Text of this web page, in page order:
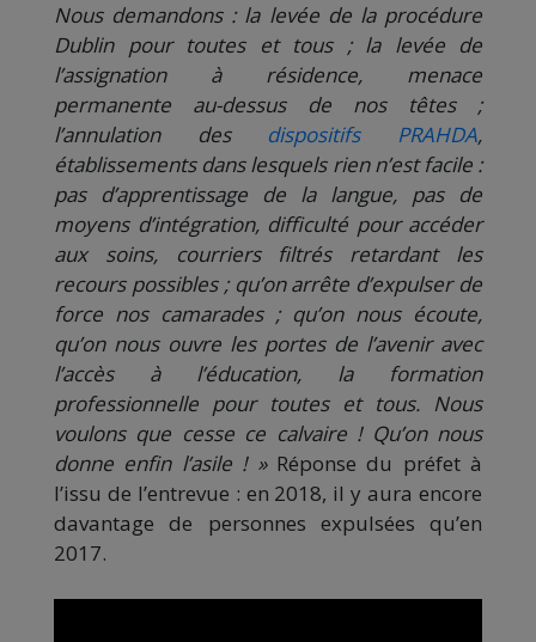
Nous demandons : la levée de la procédure
Dublin pour toutes et tous ; la levée de
l’assignation à résidence, menace
permanente au-dessus de nos têtes ;
l’annulation des dispositifs PRAHDA,
établissements dans lesquels rien n’est facile :
pas d’apprentissage de la langue, pas de
moyens d’intégration, difficulté pour accéder
aux soins, courriers filtrés retardant les
recours possibles ; qu’on arrête d’expulser de
force nos camarades ; qu’on nous écoute,
qu’on nous ouvre les portes de l’avenir avec
l’accès à l’éducation, la formation
professionnelle pour toutes et tous. Nous
voulons que cesse ce calvaire ! Qu’on nous
donne enfin l’asile ! » Réponse du préfet à
l’issu de l’entrevue : en 2018, il y aura encore
davantage de personnes expulsées qu’en
2017.